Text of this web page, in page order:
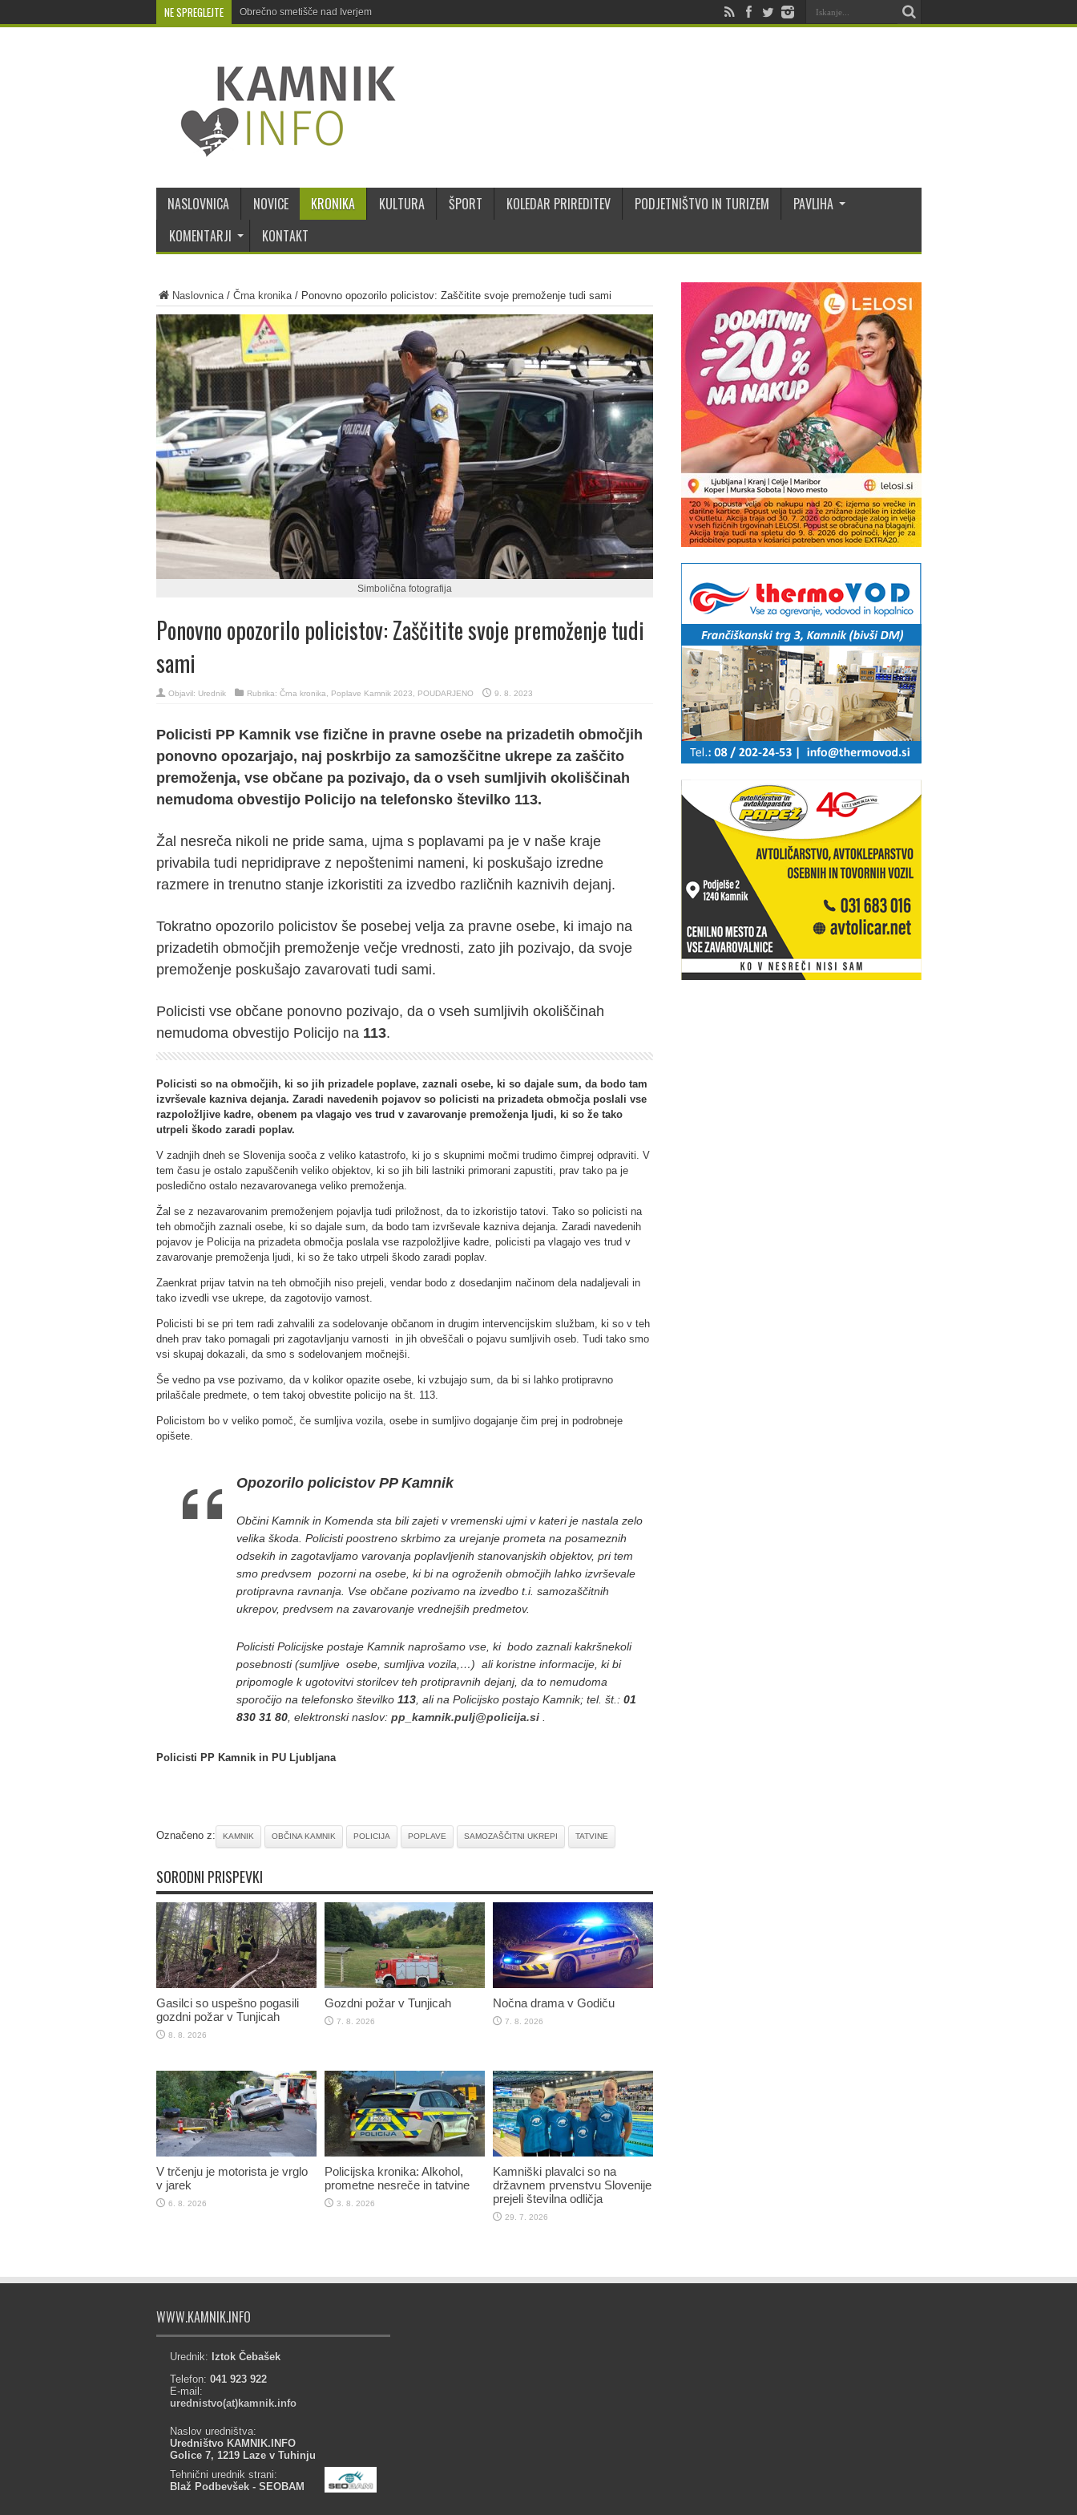
NE SPREGLEJTE Obrečno smetišče nad Iverjem
NASLOVNICA NOVICE KRONIKA KULTURA ŠPORT KOLEDAR PRIREDITEV PODJETNIŠTVO IN TURIZEM
PAVLIHA
KOMENTARJI
KONTAKT
Naslovnica/ Črna kronika/ Ponovno opozorilo policistov: Zaščitite svoje premoženje tudi sami
Simbolična fotografija
Ponovno opozorilo policistov: Zaščitite svoje premoženje tudi
sami
Objavil: Urednik Rubrika: Črna kronika Poplave Kamnik 2023 POUDARJENO 9. 8. 2023
Policisti PP Kamnik vse fizične in pravne osebe na prizadetih območjih
ponovno opozarjajo, naj poskrbijo za samozščitne ukrepe za zaščito
premoženja, vse občane pa pozivajo, da o vseh sumljivih okoliščinah
nemudoma obvestijo Policijo na telefonsko številko 113.
Žal nesreča nikoli ne pride sama, ujma s poplavami pa je v naše kraje
privabila tudi nepridiprave z nepoštenimi nameni, ki poskušajo izredne
razmere in trenutno stanje izkoristiti za izvedbo različnih kaznivih dejanj.
Tokratno opozorilo policistov še posebej velja za pravne osebe, ki imajo na
prizadetih območjih premoženje večje vrednosti, zato jih pozivajo, da svoje
premoženje poskušajo zavarovati tudi sami.
Policisti vse občane ponovno pozivajo, da o vseh sumljivih okoliščinah
nemudoma obvestijo Policijo na 113.
Policisti so na območjih, ki so jih prizadele poplave, zaznali osebe, ki so dajale sum, da bodo tam
izvrševale kazniva dejanja. Zaradi navedenih pojavov so policisti na prizadeta območja poslali vse
razpoložljive kadre, obenem pa vlagajo ves trud v zavarovanje premoženja ljudi, ki so že tako
utrpeli škodo zaradi poplav.
V zadnjih dneh se Slovenija sooča z veliko katastrofo, ki jo s skupnimi močmi trudimo čimprej odpraviti. V
tem času je ostalo zapuščenih veliko objektov, ki so jih bili lastniki primorani zapustiti, prav tako pa je
posledično ostalo nezavarovanega veliko premoženja.
Žal se z nezavarovanim premoženjem pojavlja tudi priložnost, da to izkoristijo tatovi. Tako so policisti na
teh območjih zaznali osebe, ki so dajale sum, da bodo tam izvrševale kazniva dejanja. Zaradi navedenih
pojavov je Policija na prizadeta območja poslala vse razpoložljive kadre, policisti pa vlagajo ves trud v
zavarovanje premoženja ljudi, ki so že tako utrpeli škodo zaradi poplav.
Zaenkrat prijav tatvin na teh območjih niso prejeli, vendar bodo z dosedanjim načinom dela nadaljevali in
tako izvedli vse ukrepe, da zagotovijo varnost.
Policisti bi se pri tem radi zahvalili za sodelovanje občanom in drugim intervencijskim službam, ki so v teh
dneh prav tako pomagali pri zagotavljanju varnosti in jih obveščali o pojavu sumljivih oseb. Tudi tako smo
vsi skupaj dokazali, da smo s sodelovanjem močnejši.
Še vedno pa vse pozivamo, da v kolikor opazite osebe, ki vzbujajo sum, da bi si lahko protipravno
prilaščale predmete, o tem takoj obvestite policijo na št. 113.
Policistom bo v veliko pomoč, če sumljiva vozila, osebe in sumljivo dogajanje čim prej in podrobneje
opišete.
Opozorilo policistov PP Kamnik
Občini Kamnik in Komenda sta bili zajeti v vremenski ujmi v kateri je nastala zelo
velika škoda. Policisti poostreno skrbimo za urejanje prometa na posameznih
odsekih in zagotavljamo varovanja poplavljenih stanovanjskih objektov, pri tem
smo predvsem pozorni na osebe, ki bi na ogroženih območjih lahko izvrševale
protipravna ravnanja. Vse občane pozivamo na izvedbo t.i. samozaščitnih
ukrepov, predvsem na zavarovanje vrednejših predmetov.
Policisti Policijske postaje Kamnik naprošamo vse, ki bodo zaznali kakršnekoli
posebnosti (sumljive osebe, sumljiva vozila,…) ali koristne informacije, ki bi
pripomogle k ugotovitvi storilcev teh protipravnih dejanj, da to nemudoma
sporočijo na telefonsko številko 113, ali na Policijsko postajo Kamnik; tel. št.: 01
830 31 80, elektronski naslov: pp_kamnik.pulj@policija.si.
Policisti PP Kamnik in PU Ljubljana
Označeno z: KAMNIK OBČINA KAMNIK POLICIJA POPLAVE SAMOZAŠČITNI UKREPI TATVINE
SORODNI PRISPEVKI
Gasilci so uspešno pogasili
gozdni požar v Tunjicah
8. 8. 2026
Gozdni požar v Tunjicah
7. 8. 2026
Nočna drama v Godiču
7. 8. 2026
V trčenju je motorista je vrglo
v jarek
6. 8. 2026
Policijska kronika: Alkohol,
prometne nesreče in tatvine
3. 8. 2026
Kamniški plavalci so na
državnem prvenstvu Slovenije
prejeli številna odličja
29. 7. 2026
WWW.KAMNIK.INFO
Urednik: Iztok Čebašek
Telefon: 041 923 922
E-mail:
urednistvo(at)kamnik.info
Naslov uredništva:
Uredništvo KAMNIK.INFO
Golice 7, 1219 Laze v Tuhinju
Tehnični urednik strani:
Blaž Podbevšek - SEOBAM